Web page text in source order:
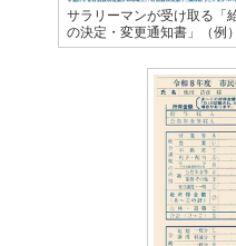
サラリーマンが受け取る「
の決定・変更通知書」（例）